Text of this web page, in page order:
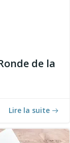
de la
Lire la suite